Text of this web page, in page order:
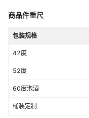
商品件重尺
包装规格
42度
52度
60度泡酒
桶装定制